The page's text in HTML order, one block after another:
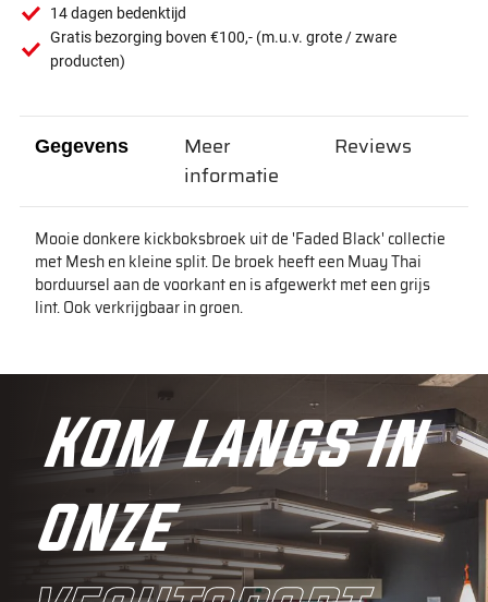
14 dagen bedenktijd
Gratis bezorging boven €100,- (m.u.v. grote / zware
producten)
Gegevens
Mooie donkere kickboksbroek uit de 'Faded Black' collectie
met Mesh en kleine split. De broek heeft een Muay Thai
borduursel aan de voorkant en is afgewerkt met een grijs
lint. Ook verkrijgbaar in groen.
Meer
informatie
Reviews
Kom langs in
onze